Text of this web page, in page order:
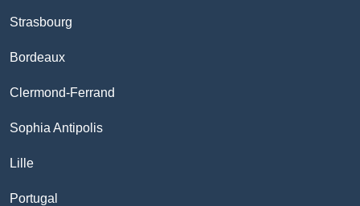
Strasbourg
Bordeaux
Clermond-Ferrand
Sophia Antipolis
Lille
Portugal